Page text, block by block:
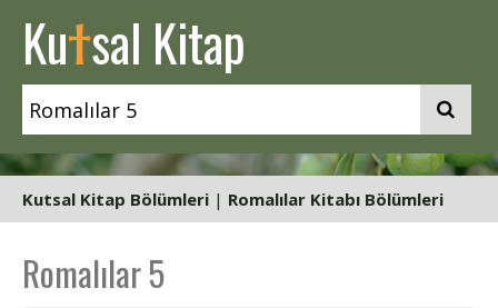
Kutsal Kitap
Kutsal Kitap Bölümleri | Romalılar Kitabı Bölümleri
Romalılar 5